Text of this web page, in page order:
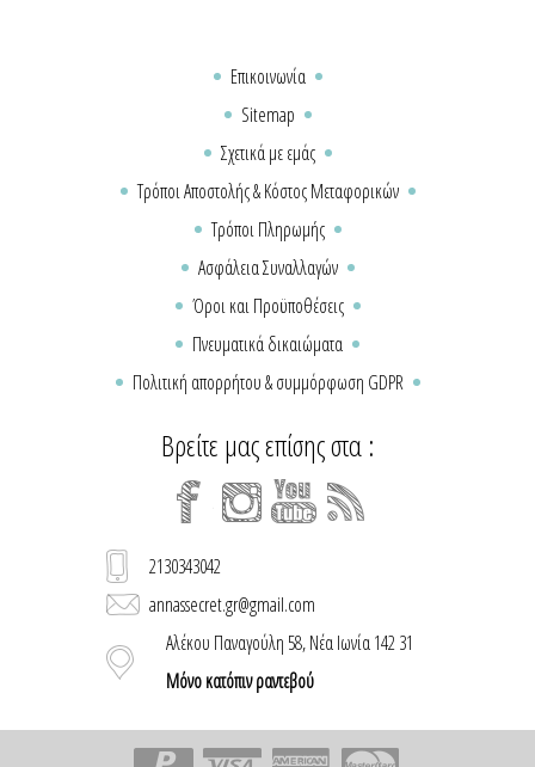
Επικοινωνία
Sitemap
Σχετικά με εμάς
Τρόποι Αποστολής & Κόστος Μεταφορικών
Τρόποι Πληρωμής
Ασφάλεια Συναλλαγών
Όροι και Προϋποθέσεις
Πνευματικά δικαιώματα
Πολιτική απορρήτου & συμμόρφωση GDPR
Βρείτε μας επίσης στα :
2130343042
annassecret.gr@gmail.com
Αλέκου Παναγούλη 58, Νέα Ιωνία 142 31
Μόνο κατόπιν ραντεβού